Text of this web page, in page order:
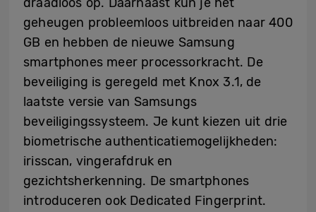
geheugen probleemloos uitbreiden naar 400
GB en hebben de nieuwe Samsung
smartphones meer processorkracht. De
beveiliging is geregeld met Knox 3.1, de
laatste versie van Samsungs
beveiligingssysteem. Je kunt kiezen uit drie
biometrische authenticatiemogelijkheden:
irisscan, vingerafdruk en
gezichtsherkenning. De smartphones
introduceren ook Dedicated Fingerprint.